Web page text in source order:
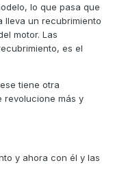
lo que pasa que
lleva un recubrimiento
motor. Las
es el
tiene otra
revolucione más y
y ahora con él y las